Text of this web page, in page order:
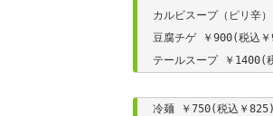
カルビスープ（ピリ辛
豆腐チゲ ￥900(税込
テールスープ ￥1400(
冷麺 ￥750(税込￥825)